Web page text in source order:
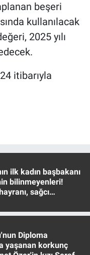
beşeri
kullanılacak
2025 yılı
itibarıyla
ilk kadın başbakanı
bilinmeyenleri!
sağcı
Diploma
yaşanan korkunç